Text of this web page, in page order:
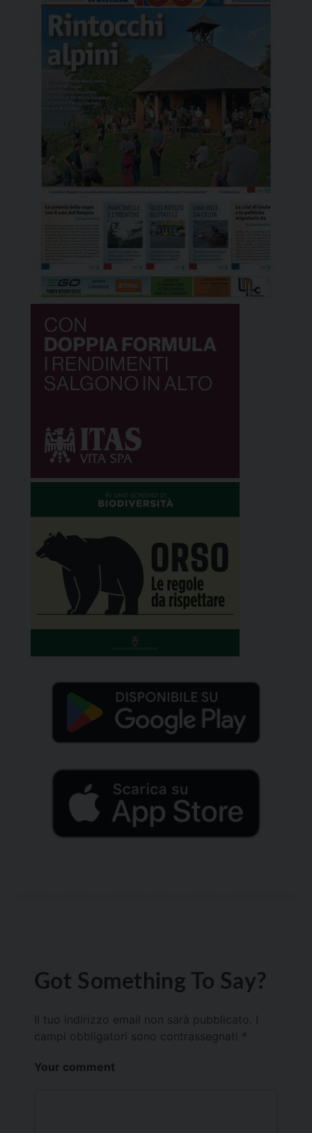
Got Something To Say?
Il tuo indirizzo email non sarà pubblicato.
campi obbligatori sono contrassegnati *
Your comment